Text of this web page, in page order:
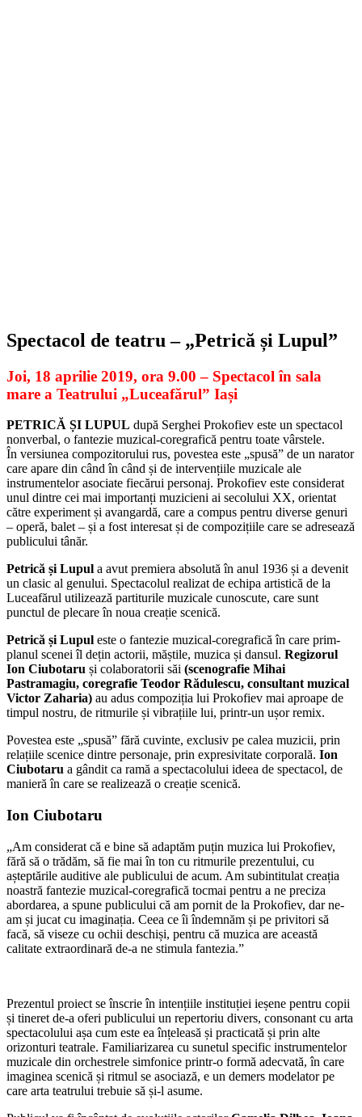
Spectacol de teatru – „Petrică și Lupul”
Joi, 18 aprilie 2019, ora 9.00 – Spectacol în sala
mare a Teatrului „Luceafărul” Iași
PETRICĂ ȘI LUPUL după Serghei Prokofiev este un spectacol
nonverbal, o fantezie muzical-coregrafică pentru toate vârstele.
În versiunea compozitorului rus, povestea este „spusă” de un narator
care apare din când în când și de intervențiile muzicale ale
instrumentelor asociate fiecărui personaj. Prokofiev este considerat
unul dintre cei mai importanți muzicieni ai secolului XX, orientat
către experiment și avangardă, care a compus pentru diverse genuri
– operă, balet – și a fost interesat și de compozițiile care se adresează
publicului tânăr.
Petrică și Lupul a avut premiera absolută în anul 1936 și a devenit
un clasic al genului. Spectacolul realizat de echipa artistică de la
Luceafărul utilizează partiturile muzicale cunoscute, care sunt
punctul de plecare în noua creație scenică.
Petrică și Lupul este o fantezie muzical-coregrafică în care prim-
planul scenei îl dețin actorii, măștile, muzica și dansul. Regizorul
Ion Ciubotaru și colaboratorii săi (scenografie Mihai
Pastramagiu, coregrafie Teodor Rădulescu, consultant muzical
Victor Zaharia) au adus compoziția lui Prokofiev mai aproape de
timpul nostru, de ritmurile și vibrațiile lui, printr-un ușor remix.
Povestea este „spusă” fără cuvinte, exclusiv pe calea muzicii, prin
relațiile scenice dintre personaje, prin expresivitate corporală. Ion
Ciubotaru a gândit ca ramă a spectacolului ideea de spectacol, de
manieră în care se realizează o creație scenică.
Ion Ciubotaru
„Am considerat că e bine să adaptăm puțin muzica lui Prokofiev,
fără să o trădăm, să fie mai în ton cu ritmurile prezentului, cu
așteptările auditive ale publicului de acum. Am subintitulat creația
noastră fantezie muzical-coregrafică tocmai pentru a ne preciza
abordarea, a spune publicului că am pornit de la Prokofiev, dar ne-
am și jucat cu imaginația. Ceea ce îi îndemnăm și pe privitori să
facă, să viseze cu ochii deschiși, pentru că muzica are această
calitate extraordinară de-a ne stimula fantezia.”
Prezentul proiect se înscrie în intențiile instituției ieșene pentru copii
și tineret de-a oferi publicului un repertoriu divers, consonant cu arta
spectacolului așa cum este ea înțeleasă și practicată și prin alte
orizonturi teatrale. Familiarizarea cu sunetul specific instrumentelor
muzicale din orchestrele simfonice printr-o formă adecvată, în care
imaginea scenică și ritmul se asociază, e un demers modelator pe
care arta teatrului trebuie să și-l asume.